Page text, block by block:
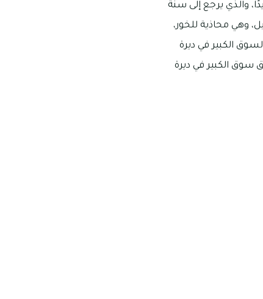
والذي يرجع إلى سنة
وهي محاذية للخور،
الكبير في ديرة
الكبير في ديرة